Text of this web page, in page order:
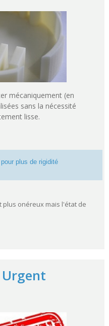
mécaniquement (en
sans la nécessité
lisse.
plus de rigidité
plus onéreux mais l'état de